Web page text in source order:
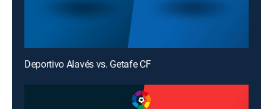
Deportivo Alavés vs. Getafe CF